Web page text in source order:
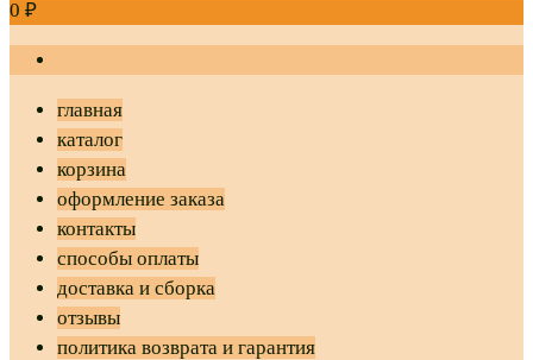
0 ₽
главная
каталог
корзина
оформление заказа
контакты
способы оплаты
доставка и сборка
отзывы
политика возврата и гарантия